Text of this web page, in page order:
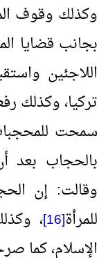
وكذلك وقوف
بجانب قضايا
اللاجئين
تركيا، وكذلك
سمحت
بالحجاب بعد
وقالت: إن
للمرأة[16]
،
الإسلام، كما